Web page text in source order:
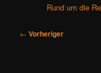
Inhalt
springen
Inhalt
springen
Rund um die
B← Vorheriger